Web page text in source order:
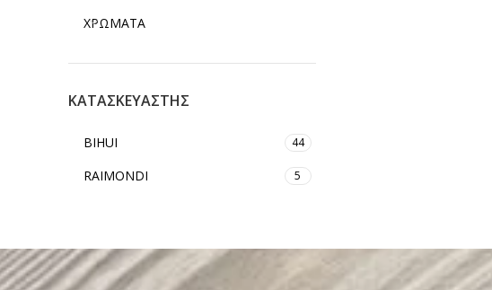
ΧΡΩΜΑΤΑ
ΚΑΤΑΣΚΕΥΑΣΤΗΣ
BIHUI 44
RAIMONDI 5